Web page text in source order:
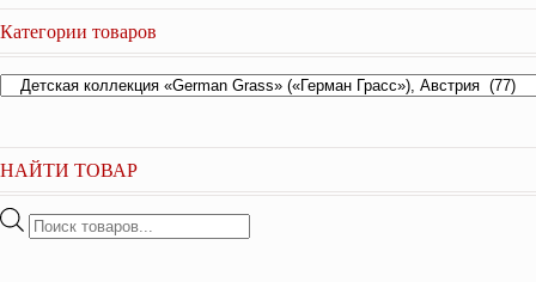
Категории товаров
НАЙТИ ТОВАР
Поиск